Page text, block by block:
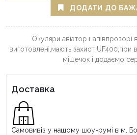
ДОДАТИ ДО
Окуляри авіатор напівпрозорі
виготовлені,мають захист UF400,при
мішечок і додаємо
Доставка
Самовивіз у нашому шоу-румі в м.